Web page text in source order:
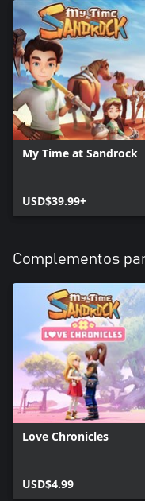
My Time at Sandrock
USD$39.99+
Complementos
Love Chronicles
USD$4.99